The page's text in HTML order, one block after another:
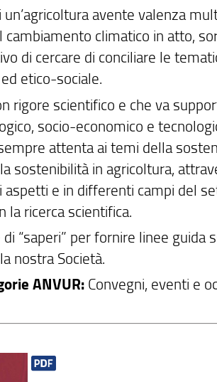
avente valenza
climatico in atto,
di cercare di conciliare le
etico-sociale.
rigore scientifico e che va
socio-economico e
attenta ai temi della
sostenibilità in agricoltura,
aspetti e in differenti campi del
la ricerca scientifica.
“saperi” per fornire linee
nostra Società.
ANVUR: Convegni, eventi e